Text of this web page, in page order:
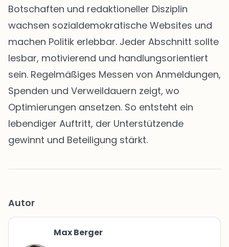
Botschaften und redaktioneller Disziplin
wachsen sozialdemokratische Websites und
machen Politik erlebbar. Jeder Abschnitt sollte
lesbar, motivierend und handlungsorientiert
sein. Regelmäßiges Messen von Anmeldungen,
Spenden und Verweildauern zeigt, wo
Optimierungen ansetzen. So entsteht ein
lebendiger Auftritt, der Unterstützende
gewinnt und Beteiligung stärkt.
Autor
Max Berger